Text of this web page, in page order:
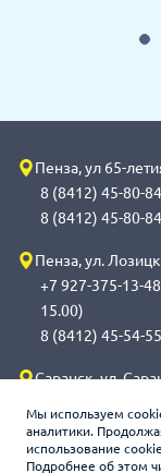
Мы используем
аналитики.
использование
Подробнее об этом
Пенза, ул 65-
8 (8412) 45-80-
8 (8412) 45-80-
Пенза, ул.
+7 927-375-13-
15.00)
8 (8412) 45-54-
Саранск, ул.
обработка с
8 (8342) 272-275